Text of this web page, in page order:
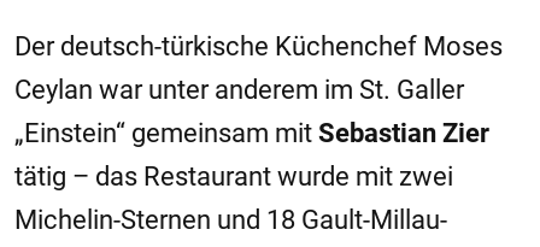
Der deutsch-türkische Küchenchef Moses
Ceylan war unter anderem im St. Galler
„Einstein“ gemeinsam mit Sebastian Zier
tätig – das Restaurant wurde mit zwei
Michelin-Sternen und 18 Gault-Millau-